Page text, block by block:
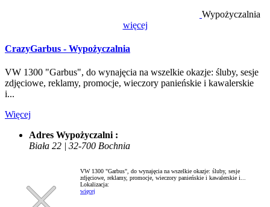
Wypożyczalnia
więcej
CrazyGarbus - Wypożyczalnia
VW 1300 "Garbus", do wynajęcia na wszelkie okazje: śluby, sesje
zdjęciowe, reklamy, promocje, wieczory panieńskie i kawalerskie
i...
Więcej
Adres Wypożyczalni :
Biała 22 | 32-700 Bochnia
VW 1300 "Garbus", do wynajęcia na wszelkie okazje: śluby, sesje
zdjęciowe, reklamy, promocje, wieczory panieńskie i kawalerskie i...
Lokalizacja:
więcej